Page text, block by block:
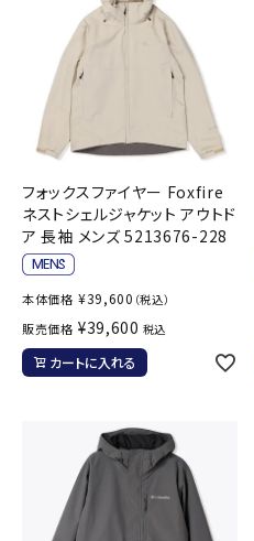
フォックスファイヤー Foxfire
ネストシェルジャケット アウトド
ア 長袖 メンズ 5213676-228
本体価格 ¥39,600 （税込）
販売価格 ¥39,600 税込
カートに入れる